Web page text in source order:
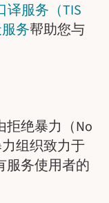
译服务（TIS
务帮助您与
拒绝暴力（No
组织致力于
服务使用者的